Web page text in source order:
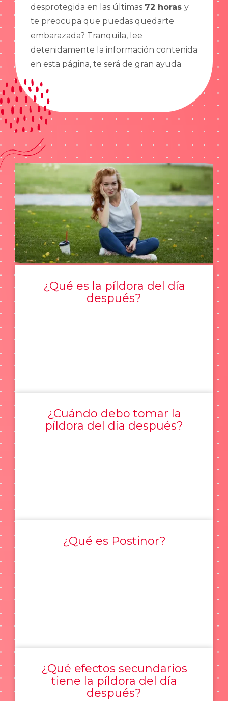
desprotegida en las últimas 72 horas y
te preocupa que puedas quedarte
embarazada? Tranquila, lee
detenidamente la información contenida
en esta página, te será de gran ayuda
¿Qué es la píldora del día
después?
¿Cuándo debo tomar la
píldora del día después?
¿Qué es Postinor?
¿Qué efectos secundarios
tiene la píldora del día
después?